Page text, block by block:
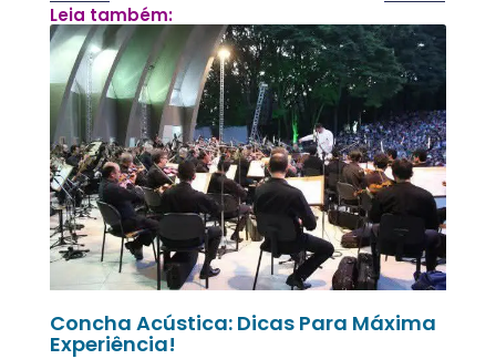
Leia também:
Concha Acústica: Dicas Para Máxima
Experiência!